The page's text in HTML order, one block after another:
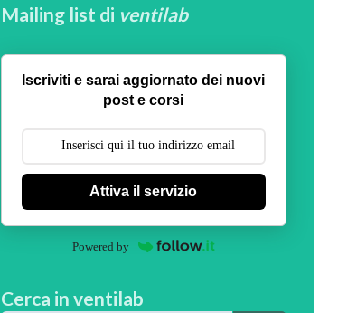
Mailing list di ventilab
Iscriviti e sarai aggiornato dei nuovi
post e corsi
Attiva il servizio
Powered by
Cerca in ventilab